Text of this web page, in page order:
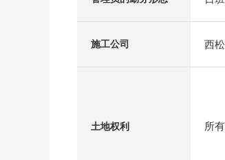
施工公司 西
土地权利 所